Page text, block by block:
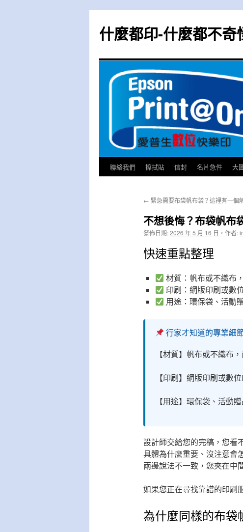
主
要
容
什麼都印-什麼都不奇
聯絡我們 擦拭貼 信封 名片急件 大
← 緊急需要布袋帆布袋？這裡有一個
不想後悔？布袋帆布
發佈日期:2026 年 5 月 16 日 ， 作者:
快速重點整理
材質：帆布或不織布
印刷：網版印刷或數
用途：環保袋、活動
行家才知道的專業細
【材質】帆布或不織布
【印刷】網版印刷或數
【用途】環保袋、活動
設計師交給您的完稿，您看
具體為什麼重要、沒注意會
兩邊說法不一致，您夾在中
如果您正在尋找靠譜的印刷
為什麼同樣的布袋